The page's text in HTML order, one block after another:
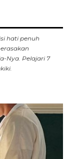
hati penuh
Nya. Pelajari 7